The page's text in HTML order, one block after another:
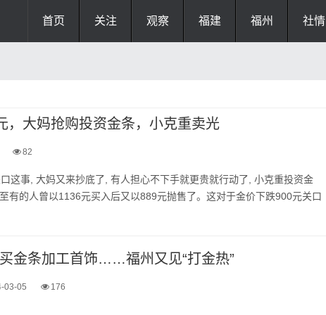
首页 关注 观察 福建 福州 社情
，大妈抢购投资金条，小克重卖光
82
这事, 大妈又来抄底了, 有人担心不下手就更贵就行动了, 小克重投资金
有的人曾以1136元买入后又以889元抛售了。这对于金价下跌900元关口
买金条加工首饰……福州又见“打金热”
03-05 176